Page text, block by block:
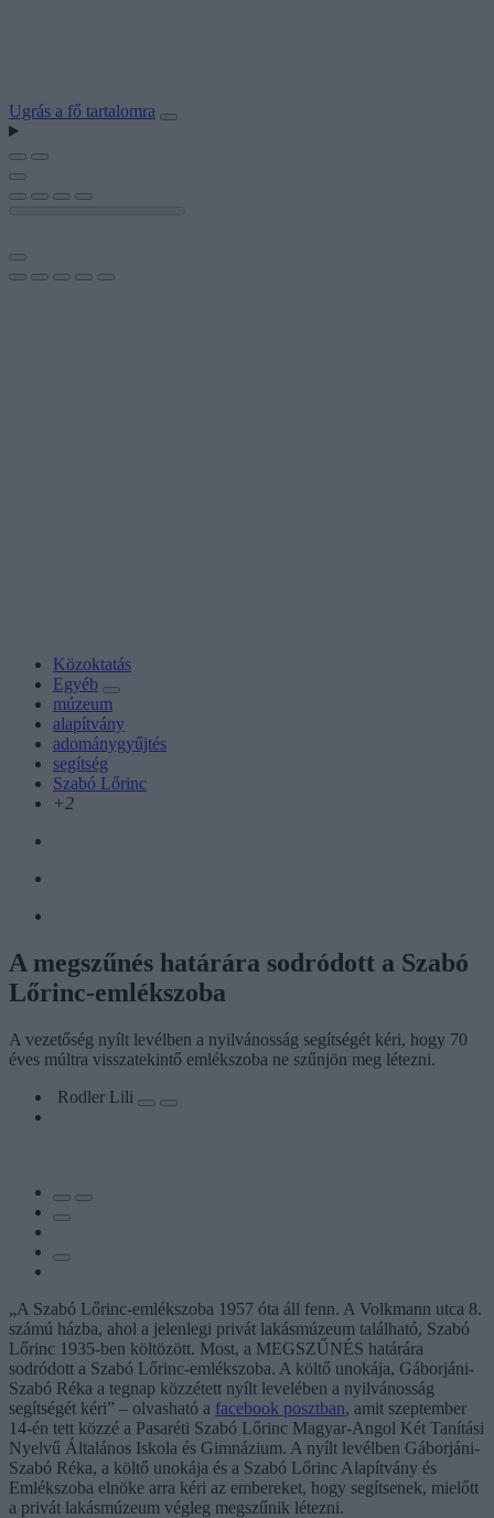
Ugrás a fő tartalomra
Közoktatás
Egyéb
múzeum
alapítvány
adománygyűjtés
segítség
Szabó Lőrinc
+2
A megszűnés határára sodródott a Szabó
Lőrinc-emlékszoba
A vezetőség nyílt levélben a nyilvánosság segítségét kéri, hogy 70
éves múltra visszatekintő emlékszoba ne szűnjön meg létezni.
Rodler Lili
„A Szabó Lőrinc-emlékszoba 1957 óta áll fenn. A Volkmann utca 8.
számú házba, ahol a jelenlegi privát lakásmúzeum található, Szabó
Lőrinc 1935-ben költözött. Most, a MEGSZŰNÉS határára
sodródott a Szabó Lőrinc-emlékszoba. A költő unokája, Gáborjáni-
Szabó Réka a tegnap közzétett nyílt levelében a nyilvánosság
segítségét kéri” – olvasható a facebook posztban, amit szeptember
14-én tett közzé a Pasaréti Szabó Lőrinc Magyar-Angol Két Tanítási
Nyelvű Általános Iskola és Gimnázium. A nyílt levélben Gáborjáni-
Szabó Réka, a költő unokája és a Szabó Lőrinc Alapítvány és
Emlékszoba elnöke arra kéri az embereket, hogy segítsenek, mielőtt
a privát lakásmúzeum végleg megszűnik létezni.